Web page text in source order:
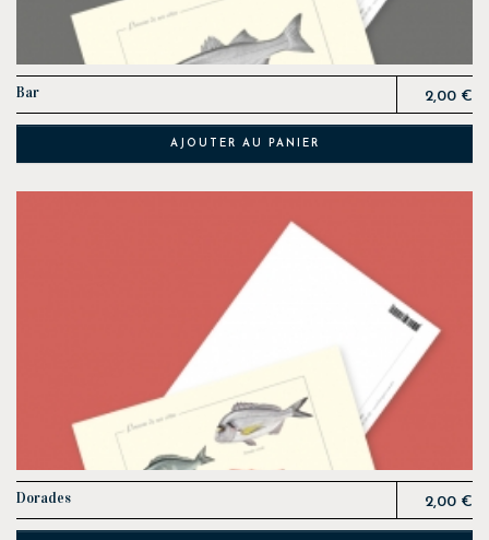
AJOUTER AU PANIER
Bar Prix
2,00 €
Dorades Prix
2,00 €